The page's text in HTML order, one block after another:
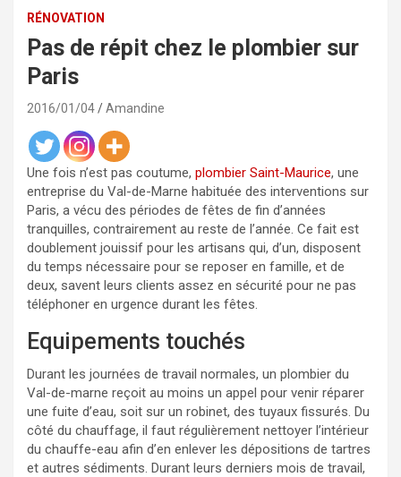
RÉNOVATION
Pas de répit chez le plombier sur
Paris
2016/01/04 Amandine
Une fois n’est pas coutume, plombier Saint-Maurice, une
entreprise du Val-de-Marne habituée des interventions sur
Paris, a vécu des périodes de fêtes de fin d’années
tranquilles, contrairement au reste de l’année. Ce fait est
doublement jouissif pour les artisans qui, d’un, disposent
du temps nécessaire pour se reposer en famille, et de
deux, savent leurs clients assez en sécurité pour ne pas
téléphoner en urgence durant les fêtes.
Equipements touchés
Durant les journées de travail normales, un plombier du
Val-de-marne reçoit au moins un appel pour venir réparer
une fuite d’eau, soit sur un robinet, des tuyaux fissurés. Du
côté du chauffage, il faut régulièrement nettoyer l’intérieur
du chauffe-eau afin d’en enlever les dépositions de tartres
et autres sédiments. Durant leurs derniers mois de travail,